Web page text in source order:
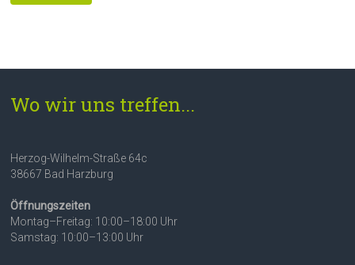
Wo wir uns treffen...
Herzog-Wilhelm-Straße 64c
38667 Bad Harzburg
Öffnungszeiten
Montag–Freitag: 10:00–18:00 Uhr
Samstag: 10:00–13:00 Uhr